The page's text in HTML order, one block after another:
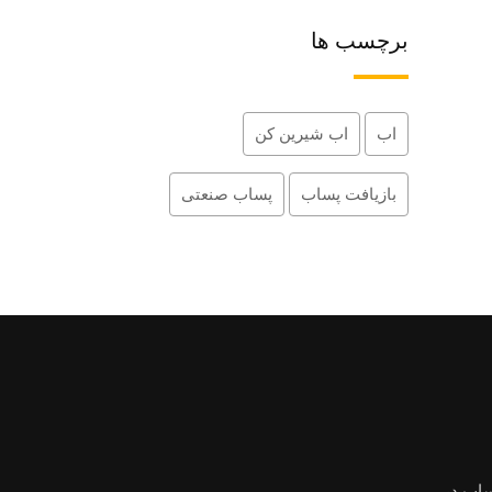
برچسب ها
اب اب شیرین کن
بازیافت پساب پساب صنعتی